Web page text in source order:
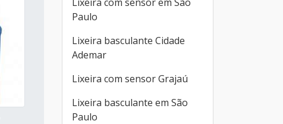
Paulo
Lixeira basculante Cidade
Ademar
Lixeira com sensor Grajaú
Lixeira basculante em São
Paulo